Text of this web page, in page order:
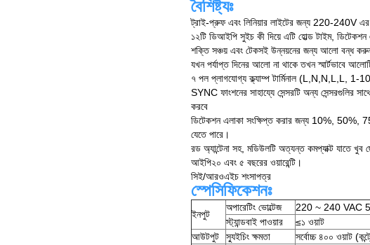
বৈশিষ্ট্যঃ
ট্রাই-প্রুফ এবং লিনিয়ার লাইটের জন্য 220-240V এর
১২টি ডিআইপি সুইচ কী দিয়ে এটি হোল্ড টাইম, ডিটেকশন
শক্তি সঞ্চয় এবং টেকসই উন্নয়নের জন্য আলো বন্ধ
যখন পর্যাপ্ত দিনের আলো না থাকে তখন স্মার্টভাবে
৭ পল প্লাগযোগ্য ক্ল্যাম্প টার্মিনাল
SYNC ফাংশনের সাহায্যে সেন্সরটি অন্য সেন্সরগুলির
করবে
ডিটেকশন এলাকা সংক্ষিপ্ত করার জন্য 10%, 50%,
যেতে পারে।
রড অ্যান্টেনা সহ, মডিউলটি অত্যন্ত কমপ্যাক্ট যাতে
আইপি২০ এবং ৫ বছরের ওয়ারেন্টি।
সিই/আরওএইচ শংসাপত্র
স্পেসিফিকেশনঃ
ইনপুট
অপারেটিং ভোল্টেজ
220 ~ 240 VAC
স্ট্যান্ডবাই পাওয়ার
≤১ ওয়াট
আউটপুট
স্যুইচিং ক্ষমতা সর্বোচ্চ ৪০০ ওয়াট